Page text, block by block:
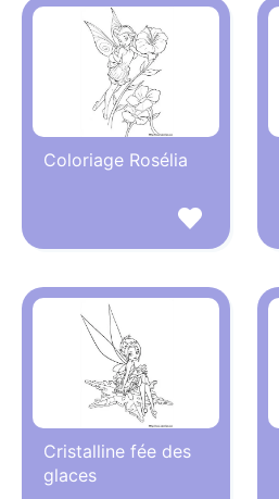
Coloriage Rosélia
Cristalline fée des
glaces